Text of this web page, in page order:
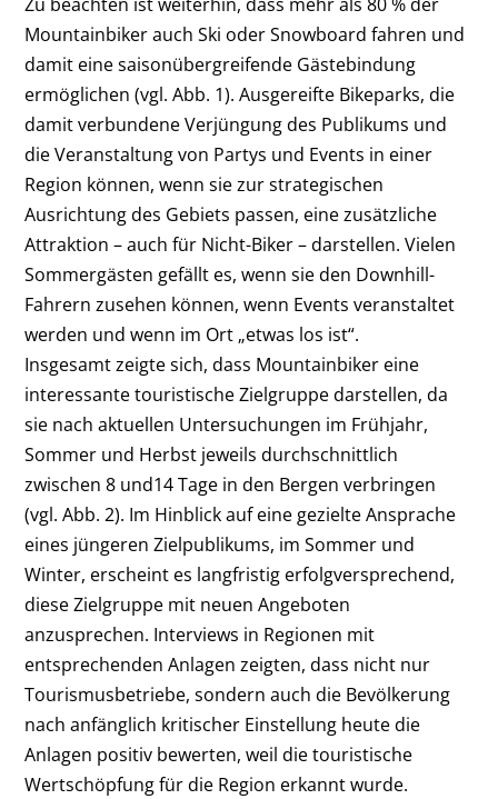
Mountainbiker auch Ski oder Snowboard fahren und
damit eine saisonübergreifende Gästebindung
ermöglichen (vgl. Abb. 1). Ausgereifte Bikeparks, die
damit verbundene Verjüngung des Publikums und
die Veranstaltung von Partys und Events in einer
Region können, wenn sie zur strategischen
Ausrichtung des Gebiets passen, eine zusätzliche
Attraktion – auch für Nicht-Biker – darstellen. Vielen
Sommergästen gefällt es, wenn sie den Downhill-
Fahrern zusehen können, wenn Events veranstaltet
werden und wenn im Ort „etwas los ist“.
Insgesamt zeigte sich, dass Mountainbiker eine
interessante touristische Zielgruppe darstellen, da
sie nach aktuellen Untersuchungen im Frühjahr,
Sommer und Herbst jeweils durchschnittlich
zwischen 8 und14 Tage in den Bergen verbringen
(vgl. Abb. 2). Im Hinblick auf eine gezielte Ansprache
eines jüngeren Zielpublikums, im Sommer und
Winter, erscheint es langfristig erfolgversprechend,
diese Zielgruppe mit neuen Angeboten
anzusprechen. Interviews in Regionen mit
entsprechenden Anlagen zeigten, dass nicht nur
Tourismusbetriebe, sondern auch die Bevölkerung
nach anfänglich kritischer Einstellung heute die
Anlagen positiv bewerten, weil die touristische
Wertschöpfung für die Region erkannt wurde.